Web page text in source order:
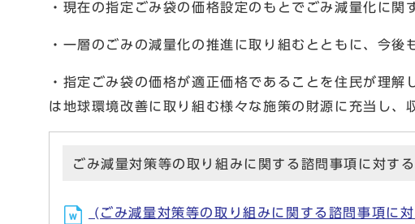
・現在の指定ごみ袋の価格設定のもとでごみ減量化に
・一層のごみの減量化の推進に取り組むとともに、今
・指定ごみ袋の価格が適正価格であることを住民が理
は地球環境改善に取り組む様々な施策の財源に充当し
ごみ減量対策等の取り組みに関する諮問事項に対す
(ごみ減量対策等の取り組みに関する諮問事項に